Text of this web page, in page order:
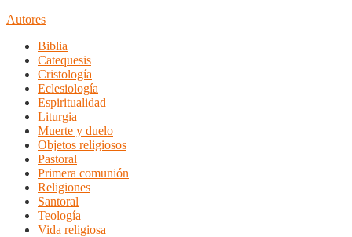
Autores
Biblia
Catequesis
Cristología
Eclesiología
Espiritualidad
Liturgia
Muerte y duelo
Objetos religiosos
Pastoral
Primera comunión
Religiones
Santoral
Teología
Vida religiosa